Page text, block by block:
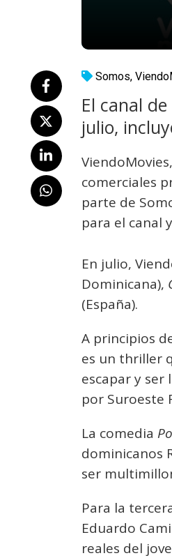
Somos,
El canal
julio,
comerciales
parte de
para el canal
En julio,
Dominicana),
(España).
A principios
es un thriller
escapar y ser
por Suroeste
La comedia
dominicanos
ser
Para la
Eduardo
reales del